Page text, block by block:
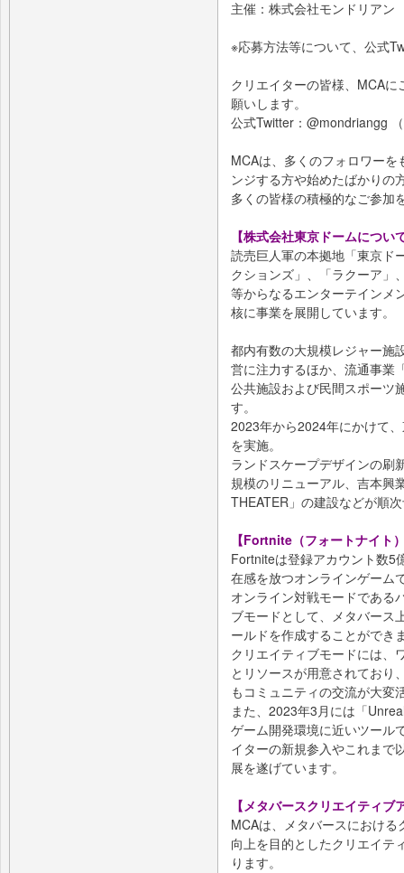
主催：株式会社モンドリアン
※応募方法等について、公式
クリエイターの皆様、MCA
願いします。
公式Twitter：@mondriangg （
MCAは、多くのフォロワー
ンジする方や始めたばかりの
多くの皆様の積極的なご参加
【株式会社東京ドームについ
読売巨人軍の本拠地「東京ド
クションズ」、「ラクーア」
等からなるエンターテインメ
核に事業を展開しています。
都内有数の大規模レジャー施
営に注力するほか、流通事業
公共施設および民間スポーツ
す。
2023年から2024年にかけて
を実施。
ランドスケープデザインの刷
規模のリニューアル、吉本興
THEATER」の建設などが順
【Fortnite（フォートナイト
Fortniteは登録アカウント数5
在感を放つオンラインゲーム
オンライン対戦モードである
ブモードとして、メタバース
ールドを作成することができ
クリエイティブモードには、
とリソースが用意されており
もコミュニティの交流が大変
また、2023年3月には「
ゲーム開発環境に近いツール
イターの新規参入やこれまで
展を遂げています。
【メタバースクリエイティ
MCAは、メタバースにおけ
向上を目的としたクリエイテ
ります。